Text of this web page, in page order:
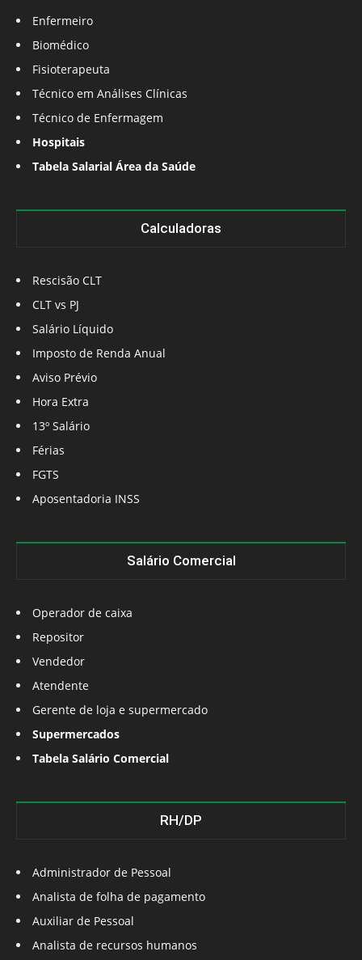
Enfermeiro
Biomédico
Fisioterapeuta
Técnico em Análises Clínicas
Técnico de Enfermagem
Hospitais
Tabela Salarial Área da Saúde
Calculadoras
Rescisão CLT
CLT vs PJ
Salário Líquido
Imposto de Renda Anual
Aviso Prévio
Hora Extra
13º Salário
Férias
FGTS
Aposentadoria INSS
Salário Comercial
Operador de caixa
Repositor
Vendedor
Atendente
Gerente de loja e supermercado
Supermercados
Tabela Salário Comercial
RH/DP
Administrador de Pessoal
Analista de folha de pagamento
Auxiliar de Pessoal
Analista de recursos humanos